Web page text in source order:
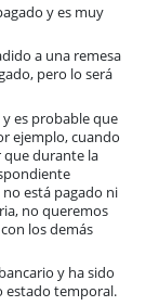
y es muy
a una remesa
pero lo será
es probable que
ejemplo, cuando
que durante la
está pagado ni
no queremos
los demás
y ha sido
estado temporal.